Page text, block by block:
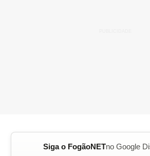
Siga o FogãoNETno Google